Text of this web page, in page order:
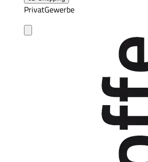
PrivatGewerbe